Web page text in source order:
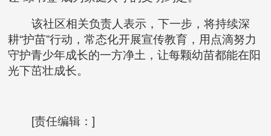
该社区相关负责人表示，下一步，将持续深
耕“护苗”行动，常态化开展宣传教育，用点滴努力
守护青少年成长的一方净土，让每颗幼苗都能在阳
光下茁壮成长。
[责任编辑：]